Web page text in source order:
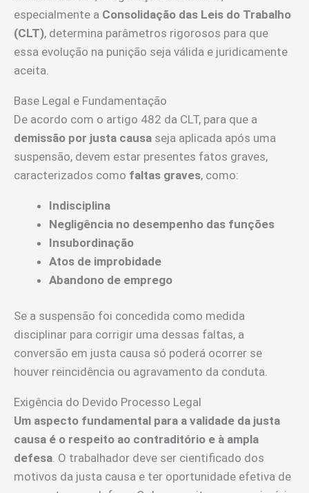
especialmente a Consolidação das Leis do Trabalho
(CLT), determina parâmetros rigorosos para que
essa evolução na punição seja válida e juridicamente
aceita.
Base Legal e Fundamentação
De acordo com o artigo 482 da CLT, para que a
demissão por justa causa seja aplicada após uma
suspensão, devem estar presentes fatos graves,
caracterizados como faltas graves, como:
Indisciplina
Negligência no desempenho das funções
Insubordinação
Atos de improbidade
Abandono de emprego
Se a suspensão foi concedida como medida
disciplinar para corrigir uma dessas faltas, a
conversão em justa causa só poderá ocorrer se
houver reincidência ou agravamento da conduta.
Exigência do Devido Processo Legal
Um aspecto fundamental para a validade da justa
causa é o respeito ao contraditório e à ampla
defesa. O trabalhador deve ser cientificado dos
motivos da justa causa e ter oportunidade efetiva de